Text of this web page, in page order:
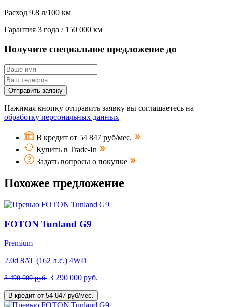
Расход 9.8 л/100 км
Гарантия 3 года / 150 000 км
Получите специальное предложение до
Отправить заявку
Нажимая кнопку отправить заявку вы соглашаетесь на
обработку персональных данных
В кредит от 54 847 руб/мес.
Купить в Trade-In
Задать вопросы о покупке
Похожее предложение
FOTON Tunland G9
Premium
2.0d 8AT (162 л.с.) 4WD
3 490 000 руб. 3 290 000 руб.
В кредит от 54 847 руб/мес.